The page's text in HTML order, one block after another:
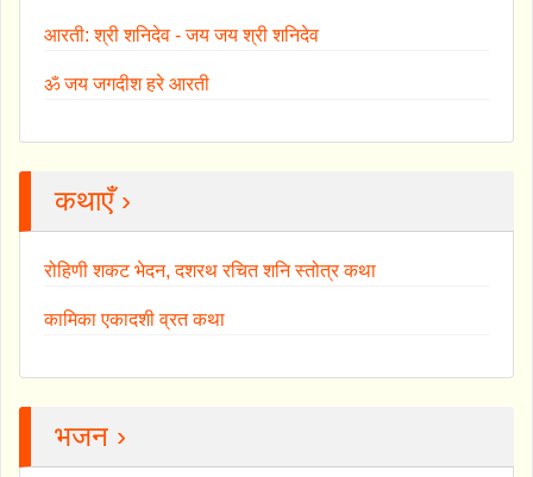
आरती: श्री शनिदेव - जय जय श्री शनिदेव
ॐ जय जगदीश हरे आरती
कथाएँ ›
रोहिणी शकट भेदन, दशरथ रचित शनि स्तोत्र कथा
कामिका एकादशी व्रत कथा
भजन ›